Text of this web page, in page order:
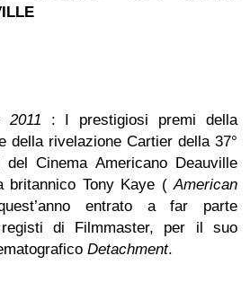
2011 : I prestigiosi premi della
della rivelazione Cartier della 37°
Cinema Americano Deauville
britannico Tony Kaye (American
entrato a far parte
registi di Filmmaster, per il suo
Detachment.